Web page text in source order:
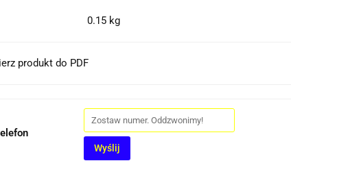
0.15 kg
produkt do PDF
Wyślij